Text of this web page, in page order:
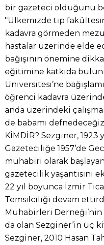
bir gazeteci olduğunu
"Ülkemizde tıp
kadavra görmeden
hastalar üzerinde elde
bağışının önemine
eğitimine katkıda
Üniversitesi’ne
öğrenci kadavra
anda üzerindeki
de babamı
KİMDİR? Sezginer, 1923
Gazeteciliğe 1957’de
muhabiri olarak
gazetecilik yaşantısını
22 yıl boyunca İzmir
Temsilciliği devam
Muhabirleri
da olan Sezginer’in üç
Sezginer, 2010 Hasan